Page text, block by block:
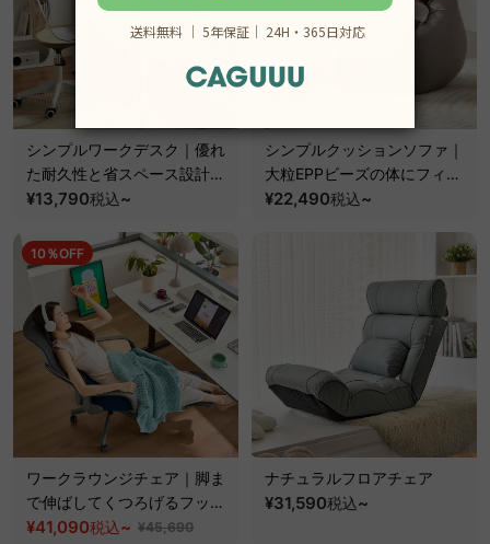
シンプルワークデスク｜優れ
た耐久性と省スペース設計で
安心の作業スペース
¥13,790税込~
シンプルクッションソファ｜
大粒EPPビーズの体にフィッ
トする座り心地
¥22,490税込~
10％OFF
ワークラウンジチェア｜脚ま
で伸ばしてくつろげるフット
レスト付き
¥41,090税込~ ¥45,690
ナチュラルフロアチェア
¥31,590税込~